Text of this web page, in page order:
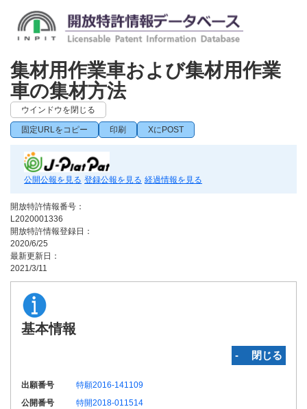
集材用作業車および集材用作業
車の集材方法
ウインドウを閉じる
固定URLをコピー 印刷 XにPOST
公開公報を見る 登録公報を見る 経過情報を見る
開放特許情報番号：
L2020001336
開放特許情報登録日：
2020/6/25
最新更新日：
2021/3/11
基本情報
‐ 閉じる
出願番号
特願2016-141109
公開番号
特開2018-011514